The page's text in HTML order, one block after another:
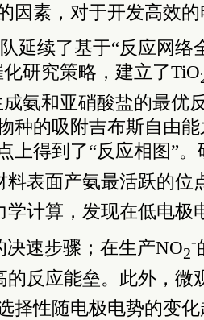
因素，对于开发高效
延续了基于“反应网络
研究策略，建立了TiO
氨和亚硝酸盐的最优
种的吸附吉布斯自由
上得到了“反应相图”
料表面产氨最活跃的位
学计算，发现在低电极
决速步骤；在生产NO2
-
的反应能垒。此外，微
择性随电极电势的变